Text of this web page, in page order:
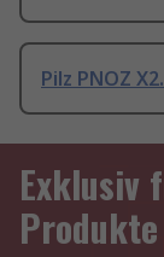
Pilz PNOZ
Exklusiv